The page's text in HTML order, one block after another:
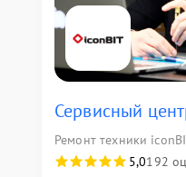
Сервисный
Ремонт техники
5,0192